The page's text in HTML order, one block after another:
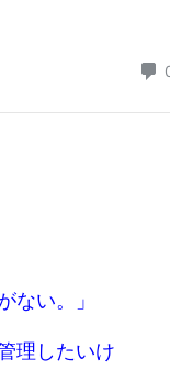
ない。」
理したいけ